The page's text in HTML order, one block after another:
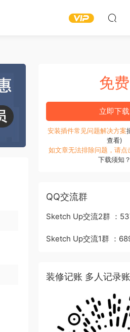
免费
立即下载
安装插件常见问题解决方案
查看)
如文章无法排除问题，请点
下载须知？
QQ交流群
Sketch Up交流2群 ：
Sketch Up交流1群 ：
装修记账 多人记录